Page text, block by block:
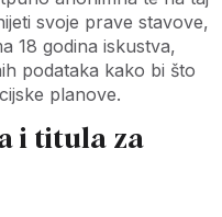
svoje prave stavove,
18 godina iskustva,
podataka kako bi što
planove.
i titula za